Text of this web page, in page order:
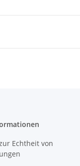
Echtheit von